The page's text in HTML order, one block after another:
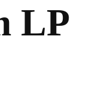
LP